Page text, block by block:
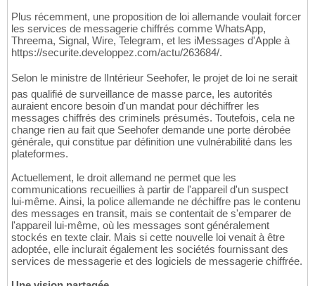
Plus récemment, une proposition de loi allemande voulait forcer
les services de messagerie chiffrés comme WhatsApp,
Threema, Signal, Wire, Telegram, et les iMessages d'Apple à
https://securite.developpez.com/actu/263684/.
Selon le ministre de lIntérieur Seehofer, le projet de loi ne serait
pas qualifié de surveillance de masse parce, les autorités
auraient encore besoin d'un mandat pour déchiffrer les
messages chiffrés des criminels présumés. Toutefois, cela ne
change rien au fait que Seehofer demande une porte dérobée
générale, qui constitue par définition une vulnérabilité dans les
plateformes.
Actuellement, le droit allemand ne permet que les
communications recueillies à partir de l'appareil d'un suspect
lui-même. Ainsi, la police allemande ne déchiffre pas le contenu
des messages en transit, mais se contentait de s'emparer de
l'appareil lui-même, où les messages sont généralement
stockés en texte clair. Mais si cette nouvelle loi venait à être
adoptée, elle inclurait également les sociétés fournissant des
services de messagerie et des logiciels de messagerie chiffrée.